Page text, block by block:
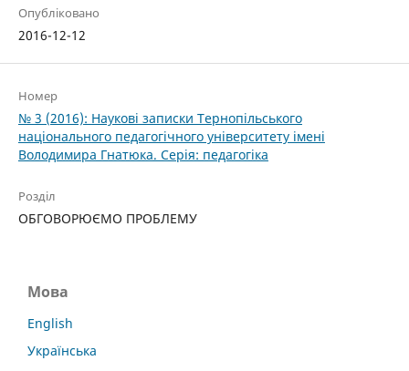
Опубліковано
2016-12-12
Номер
№ 3 (2016): Наукові записки Тернопільського
національного педагогічного університету імені
Володимира Гнатюка. Серія: педагогіка
Розділ
ОБГОВОРЮЄМО ПРОБЛЕМУ
Мова
English
Українська